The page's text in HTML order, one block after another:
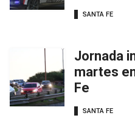
SANTA FE
Jornada
martes
Fe
SANTA FE